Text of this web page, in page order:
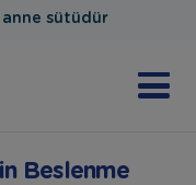
sütüdür
Beslenme